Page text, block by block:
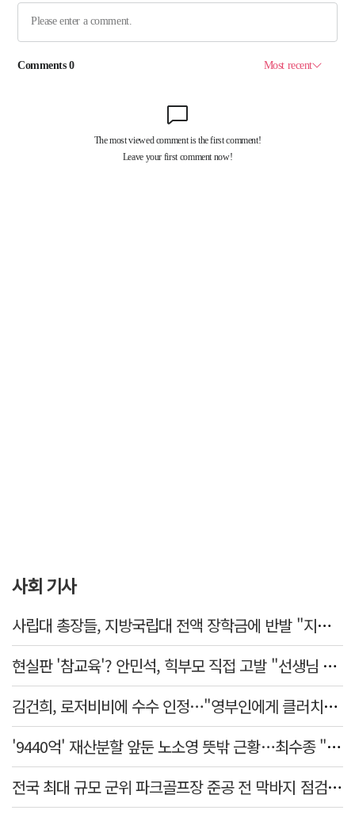
사회 기사
사립대 총장들, 지방국립대 전액 장학금에 반발 "지역 사립대도 동등 지원해야"
현실판 '참교육'? 안민석, 힉부모 직접 고발 "선생님 협박 용납 못 해"
김건희, 로저비비에 수수 인정…"영부인에게 클러치백 필수품"
'9440억' 재산분할 앞둔 노소영 뜻밖 근황…최수종 "귀한 발걸음 감사"
전국 최대 규모 군위 파크골프장 준공 전 막바지 점검…공정률 85%